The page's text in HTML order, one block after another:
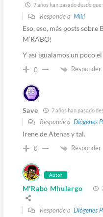
7 años han pasado desde
Responde a Miki
Eso, eso, más posts sobre
M’RABO!
Y así igualamos un poco
0 Responder
Save 7 años han pasado
Responde a Diógenes
Irene de Atenas y tal.
0 Responder
Autor
M'Rabo Mhulargo
Responde a Diógenes